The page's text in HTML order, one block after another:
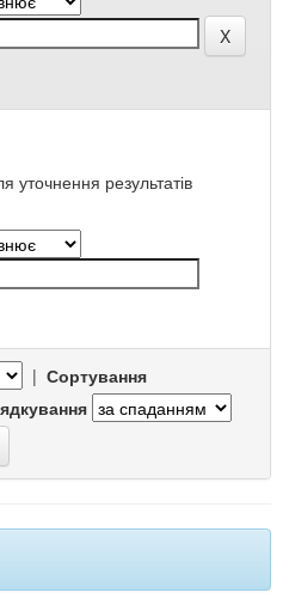
уточнення результатів
| Сортування